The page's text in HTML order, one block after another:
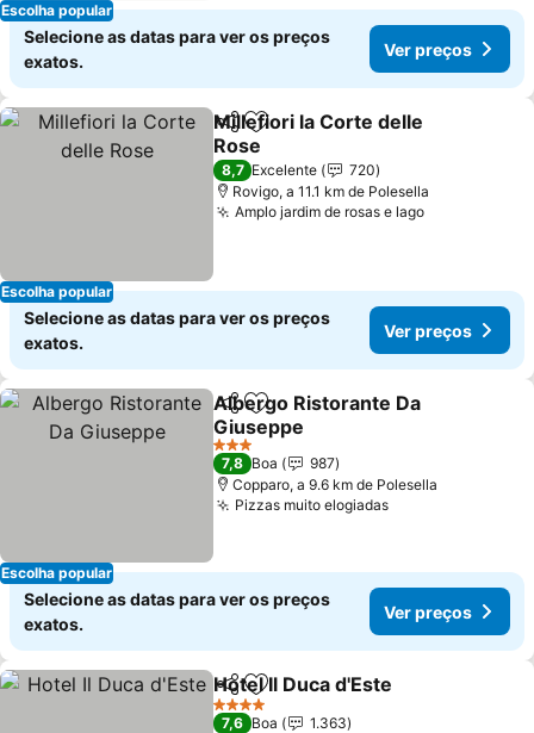
Escolha popular
Selecione as datas para ver os preços
exatos.
Ver preços
Escolha popular
PartilharAdicionar aos favoritos
Millefiori la Corte delle
Rose
Ver preços
8,7 Excelente
720
Rovigo, a 11.1 km de Polesella
Amplo jardim de rosas e lagoVer preços
Selecione as datas para ver os preços
exatos.
Ver preços
Escolha popular
PartilharAdicionar aos favoritos
Albergo Ristorante Da
Giuseppe
Ver preços
3 Estrelas
7,8 Boa
987
Copparo, a 9.6 km de Polesella
Pizzas muito elogiadasVer preços
Selecione as datas para ver os preços
exatos.
Ver preços
PartilharAdicionar aos favoritos
Hotel Il Duca d'Este
4 Estrelas
7,6 Boa
1.363